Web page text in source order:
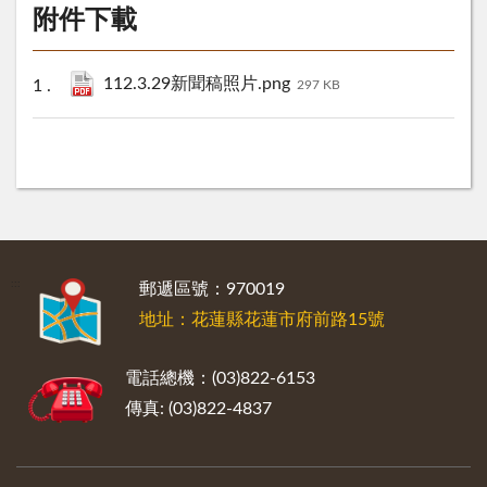
附件下載
112.3.29新聞稿照片.png 297 KB
郵遞區號：970019
地址：花蓮縣花蓮市府前路15號
電話總機：(03)822-6153
傳真: (03)822-4837